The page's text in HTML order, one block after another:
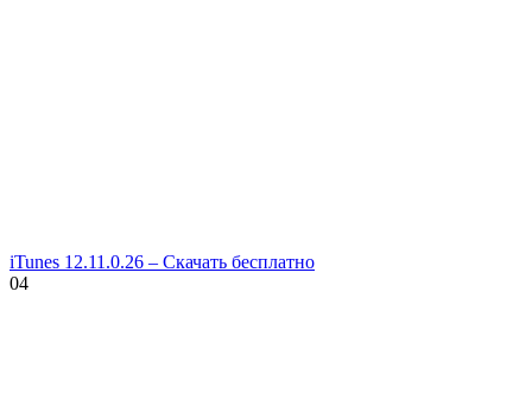
iTunes 12.11.0.26 – Скачать бесплатно
04